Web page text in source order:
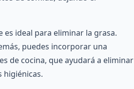
ideal para eliminar la grasa.
puedes incorporar una
de cocina, que ayudará a eliminar
higiénicas.